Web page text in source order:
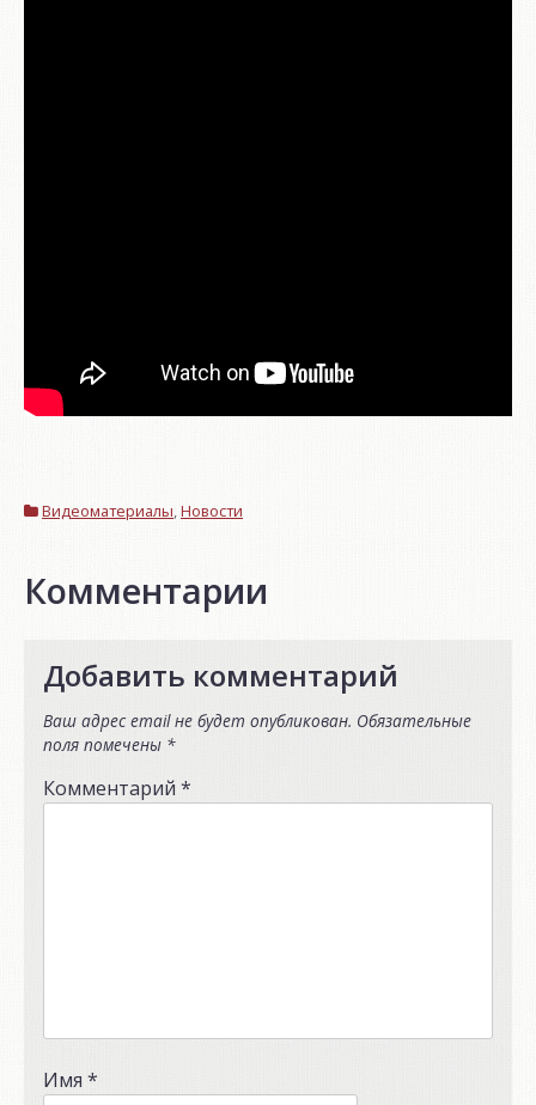
Видеоматериалы,Новости
Комментарии
Добавить комментарий
Ваш адрес email не будет опубликован. Обязательные
поля помечены *
Комментарий *
Имя *